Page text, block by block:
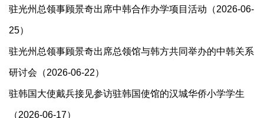
驻光州总领事顾景奇出席中韩合作办学项目活动（2026-06-
25）
驻光州总领事顾景奇出席总领馆与韩方共同举办的中韩关系
研讨会（2026-06-22）
驻韩国大使戴兵接见参访驻韩国使馆的汉城华侨小学学生
（2026-06-17）